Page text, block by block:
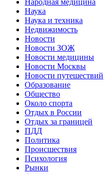
Наука
Наука и техника
Недвижимость
Новости
Новости ЗОЖ
Новости медицины
Новости Москвы
Новости путешествий
Образование
Общество
Около спорта
Отдых в России
Отдых за границей
ПДД
Политика
Происшествия
Психология
Рынки